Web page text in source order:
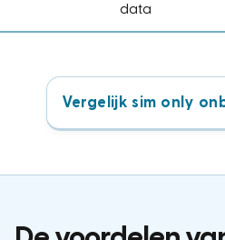
data
Vergelijk sim only